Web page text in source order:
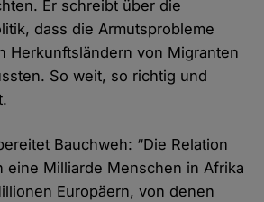
Er schreibt über die
dass die Armutsprobleme
Herkunftsländern von Migranten
So weit, so richtig und
Bauchweh: “Die Relation
eine Milliarde Menschen in Afrika
Europäern, von denen